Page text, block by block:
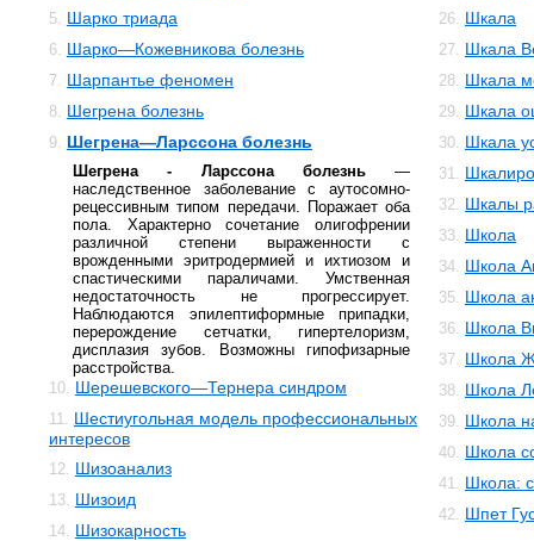
5. Шарко триада
6. Шарко—Кожевникова болезнь
7. Шарпантье феномен
8. Шегрена болезнь
9. Шегрена—Ларссона болезнь
Шегрена - Ларссона болезнь—
наследственное заболевание с аутосомно-
рецессивным типом передачи. Поражает оба
пола. Характерно сочетание олигофрении
различной степени выраженности с
врожденными эритродермией и ихтиозом и
спастическими параличами. Умственная
недостаточность не прогрессирует.
Наблюдаются эпилептиформные припадки,
перерождение сетчатки, гипертелоризм,
дисплазия зубов. Возможны гипофизарные
расстройства.
10. Шерешевского—Тернера синдром
11. Шестиугольная модель профессиональных
интересов
12. Шизоанализ
13. Шизоид
14. Шизокарность
26. Шкала
27. Шкала
28. Шкала
29. Шкала
30. Шкала
31.
32. Шкалы
33. Школа
34. Школа
35. Школа
36. Школа
37. Школа
38. Школа
39. Школа
40. Школа
41. Школа:
42. Шпет